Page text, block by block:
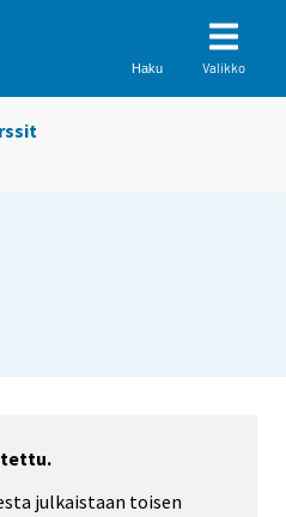
Haku Valikko
julkaistaan toisen